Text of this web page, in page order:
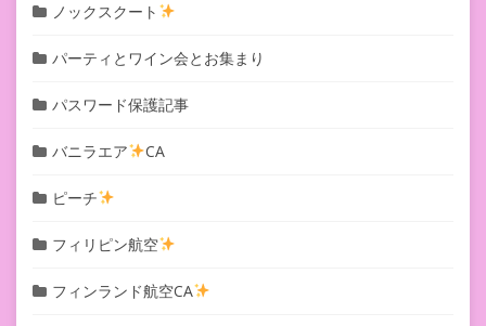
ノックスクート
パーティとワイン会とお集まり
パスワード保護記事
バニラエア CA
ピーチ
フィリピン航空
フィンランド航空CA